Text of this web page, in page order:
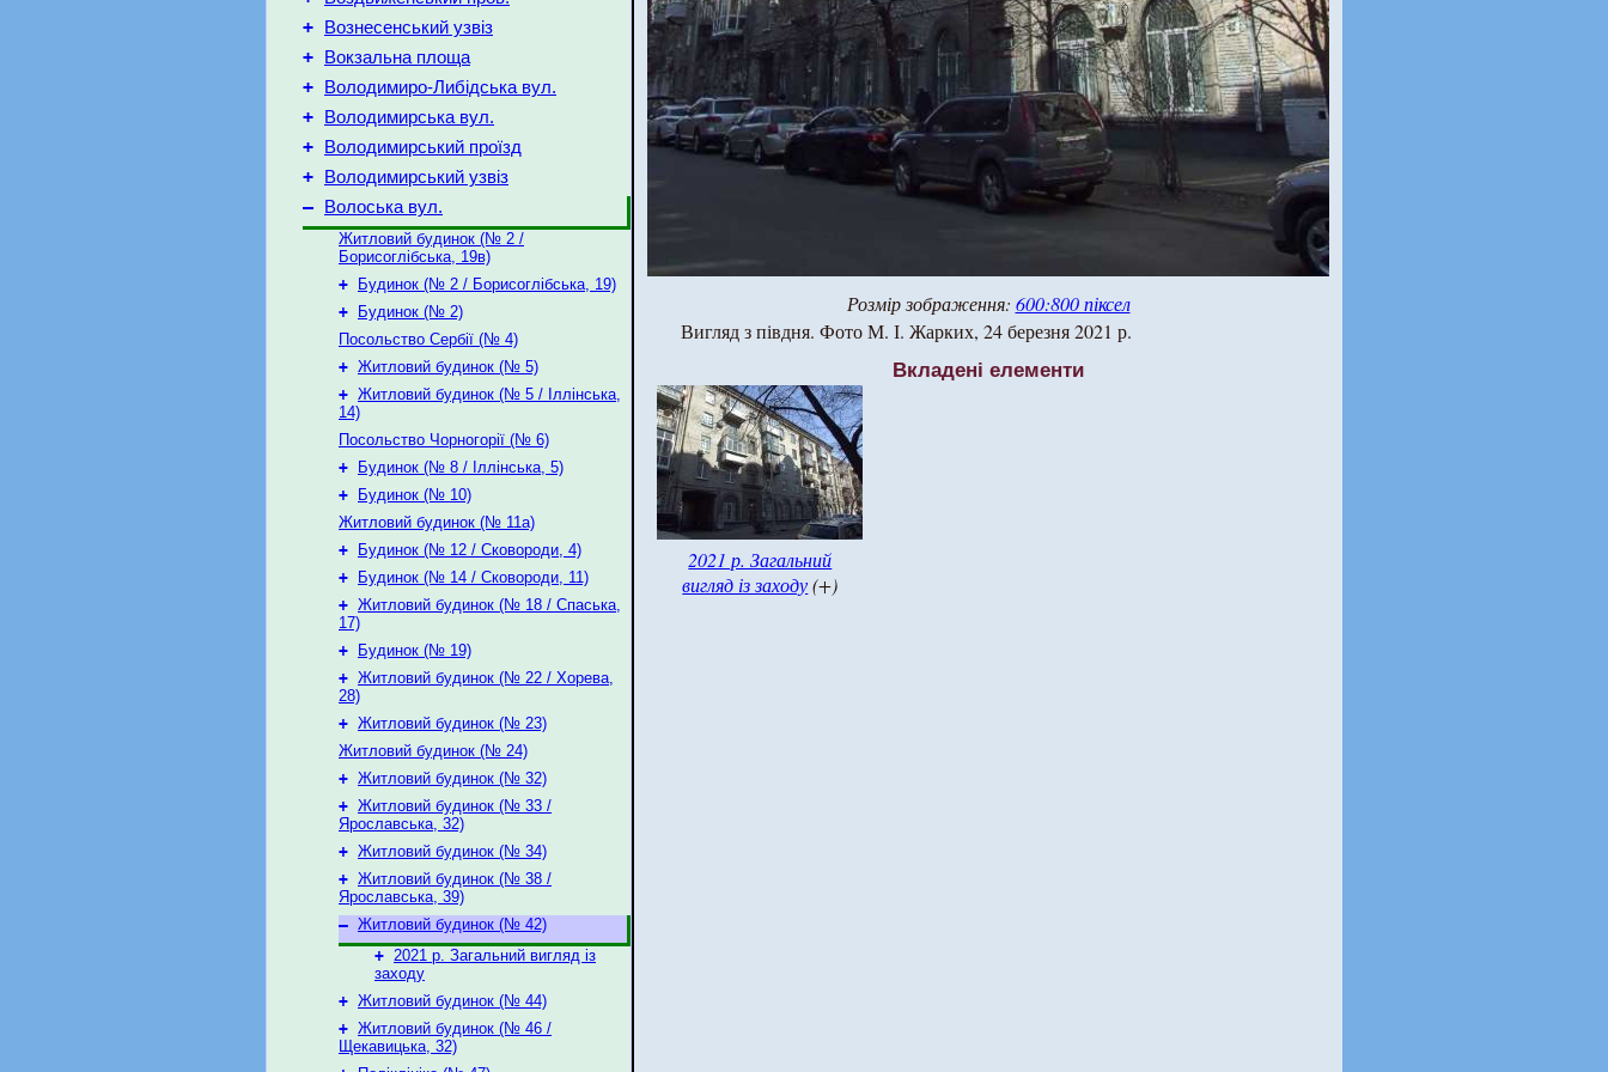
+ Вознесенський узвіз
+ Вокзальна площа
+ Володимиро-Либідська вул.
+ Володимирська вул.
+ Володимирський проїзд
+ Володимирський узвіз
– Волоська вул.
Житловий будинок (№ 2 /
Борисоглібська, 19в)
+
Будинок (№ 2 / Борисоглібська, 19)
+
Будинок (№ 2)
Посольство Сербії (№ 4)
+ Житловий будинок (№ 5)
+ Житловий будинок (№ 5 / Іллінська,
14)
Посольство Чорногорії (№ 6)
+
Будинок (№ 8 / Іллінська, 5)
+
Будинок (№ 10)
Житловий будинок (№ 11а)
+
Будинок (№ 12 / Сковороди, 4)
+
Будинок (№ 14 / Сковороди, 11)
+ Житловий будинок (№ 18 / Спаська,
17)
+
Будинок (№ 19)
+ Житловий будинок (№ 22 / Хорева,
28)
+ Житловий будинок (№ 23)
Житловий будинок (№ 24)
+ Житловий будинок (№ 32)
+ Житловий будинок (№ 33 /
Ярославська, 32)
+ Житловий будинок (№ 34)
+ Житловий будинок (№ 38 /
Ярославська, 39)
– Житловий будинок (№ 42)
+ 2021 р. Загальний вигляд із
заходу
+ Житловий будинок (№ 44)
+ Житловий будинок (№ 46 /
Щекавицька, 32)
Розмір зображення: 600:800 піксел
Вигляд з півдня. Фото М. І. Жарких, 24 березня 2021 р.
Вкладені елементи
2021 р. Загальний
вигляд із заходу(+)